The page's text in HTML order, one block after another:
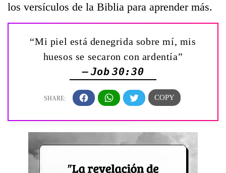
los versículos de la Biblia para aprender más.
“Mi piel está denegrida sobre mí, mis
huesos se secaron con ardentía”
— Job 30:30